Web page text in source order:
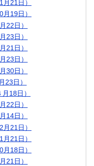
21日）
19日）
22日）
23日）
21日）
23日）
30日）
23日）
18日）
22日）
14日）
21日）
21日）
18日）
21日）